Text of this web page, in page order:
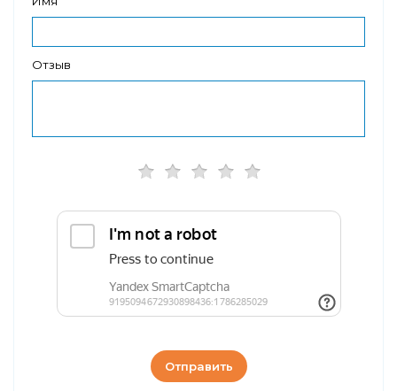
Отзыв
Отправить